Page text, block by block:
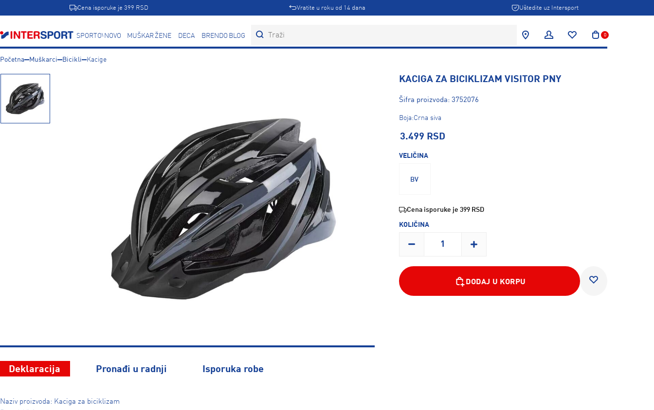
Cena isporuke je 399 RSD Vratite u roku od 14 dana Uštedite uz Intersport
SPORTOVINOVO MUŠKARCIŽENE DECA BRENDOVIBLOG 0
Početna Muškarci Bicikli Kacige
Deklaracija Pronađi u radnji Isporuka robe
Naziv proizvoda: Kaciga za biciklizam
KACIGA ZA BICIKLIZAM VISITOR PNY
Šifra proizvoda: 3752076
Boja:Crna siva
3.499 RSD
VELIČINA
BV
Cena isporuke je 399 RSD
KOLIČINA
DODAJ U KORPU